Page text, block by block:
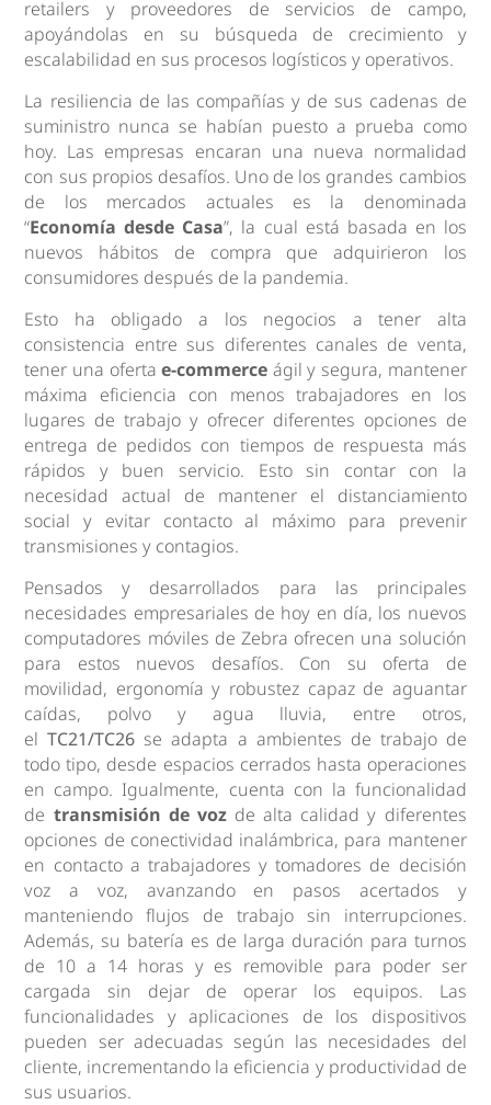
retailers y proveedores de servicios de campo,
apoyándolas en su búsqueda de crecimiento y
escalabilidad en sus procesos logísticos y operativos.
La resiliencia de las compañías y de sus cadenas de
suministro nunca se habían puesto a prueba como
hoy. Las empresas encaran una nueva normalidad
con sus propios desafíos. Uno de los grandes cambios
de los mercados actuales es la denominada
“Economía desde Casa”, la cual está basada en los
nuevos hábitos de compra que adquirieron los
consumidores después de la pandemia.
Esto ha obligado a los negocios a tener alta
consistencia entre sus diferentes canales de venta,
tener una ofertae-commerce ágil y segura, mantener
máxima eficiencia con menos trabajadores en los
lugares de trabajo y ofrecer diferentes opciones de
entrega de pedidos con tiempos de respuesta más
rápidos y buen servicio. Esto sin contar con la
necesidad actual de mantener el distanciamiento
social y evitar contacto al máximo para prevenir
transmisiones y contagios.
Pensados y desarrollados para las principales
necesidades empresariales de hoy en día, los nuevos
computadores móviles de Zebra ofrecen una solución
para estos nuevos desafíos. Con su oferta de
movilidad, ergonomía y robustez capaz de aguantar
caídas, polvo y agua lluvia, entre otros,
elTC21/TC26 se adapta a ambientes de trabajo de
todo tipo, desde espacios cerrados hasta operaciones
en campo. Igualmente, cuenta con la funcionalidad
de transmisión de vozde alta calidad y diferentes
opciones de conectividad inalámbrica, para mantener
en contacto a trabajadores y tomadores de decisión
voz a voz, avanzando en pasos acertados y
manteniendo flujos de trabajo sin interrupciones.
Además, su batería es de larga duración para turnos
de 10 a 14 horas y es removible para poder ser
cargada sin dejar de operar los equipos. Las
funcionalidades y aplicaciones de los dispositivos
pueden ser adecuadas según las necesidades del
cliente, incrementando la eficiencia y productividad de
sus usuarios.